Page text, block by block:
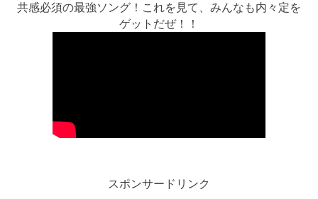
共感必須の最強ソング！これを見て、みんなも内々定を
ゲットだぜ！！
スポンサードリンク